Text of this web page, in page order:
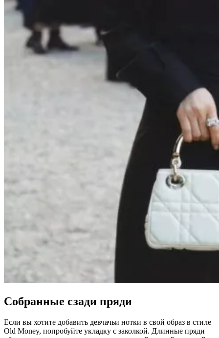
Собранные сзади пряди
Если вы хотите добавить девчачьи нотки в свой образ в стиле
Old Money, попробуйте укладку с заколкой. Длинные пряди